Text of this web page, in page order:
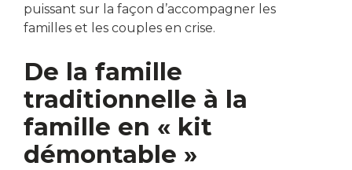
puissant sur la façon d’accompagner les
familles et les couples en crise.
De la famille
traditionnelle à la
famille en « kit
démontable »